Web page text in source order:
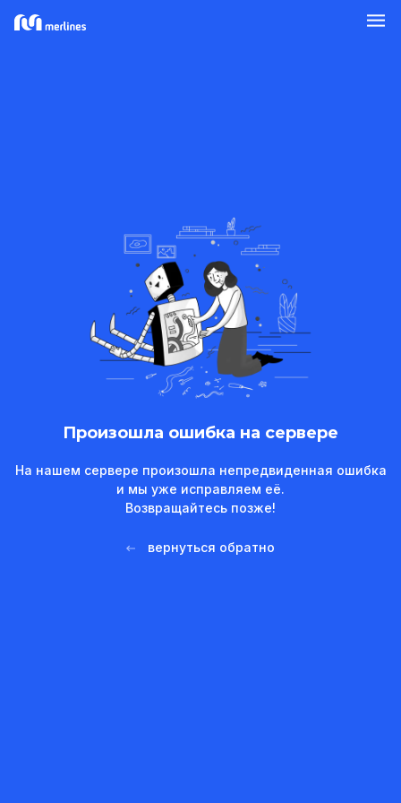
Произошла ошибка на сервере
На нашем сервере произошла непредвиденная ошибка
и мы уже исправляем её.
Возвращайтесь позже!
вернуться обратно